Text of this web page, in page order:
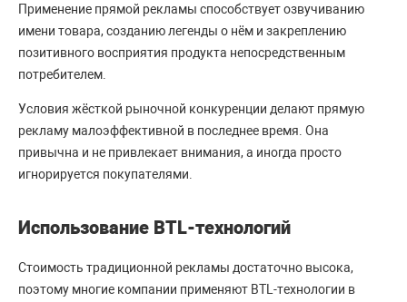
Применение прямой рекламы способствует озвучиванию
имени товара, созданию легенды о нём и закреплению
позитивного восприятия продукта непосредственным
потребителем.
Условия жёсткой рыночной конкуренции делают прямую
рекламу малоэффективной в последнее время. Она
привычна и не привлекает внимания, а иногда просто
игнорируется покупателями.
Использование ВТL-технологий
Стоимость традиционной рекламы достаточно высока,
поэтому многие компании применяют ВТL-технологии в